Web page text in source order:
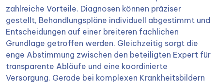
zahlreiche Vorteile. Diagnosen können präziser
gestellt, Behandlungspläne individuell abgestimmt und
Entscheidungen auf einer breiteren fachlichen
Grundlage getroffen werden. Gleichzeitig sorgt die
enge Abstimmung zwischen den beteiligten Expert für
transparente Abläufe und eine koordinierte
Versorgung. Gerade bei komplexen Krankheitsbildern